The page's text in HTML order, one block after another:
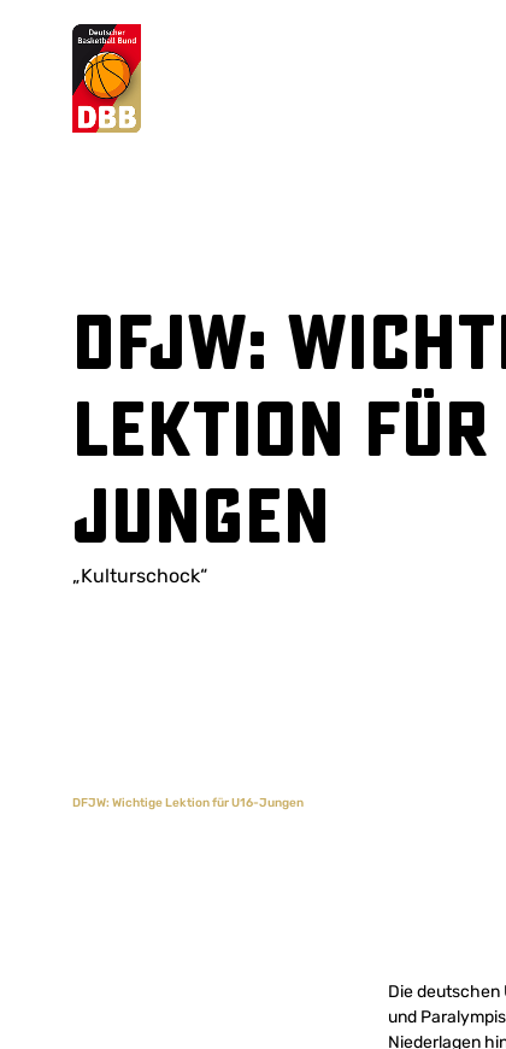
Suchvorschläge
DFJW:
Lektion für
Jungen
„Kulturschock“
DFJW: Wichtige Lektion für U16-Jungen
Die deutschen
und
Niederlagen